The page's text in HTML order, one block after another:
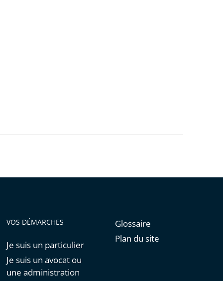
VOS DÉMARCHES
Je suis un particulier
Je suis un avocat ou
une administration
Glossaire
Plan du site